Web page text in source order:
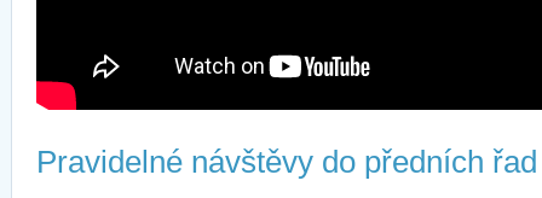
Pravidelné návštěvy do předních